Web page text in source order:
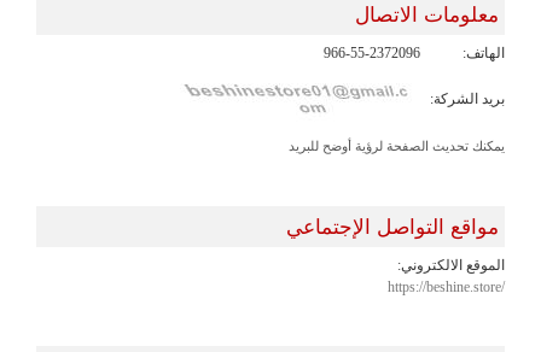
معلومات الاتصال
الهاتف: 966-55-2372096
بريد الشركة:
يمكنك تحديث الصفحة لرؤية أوضح للبريد
مواقع التواصل الإجتماعي
الموقع الالكتروني:
https://beshine.store/